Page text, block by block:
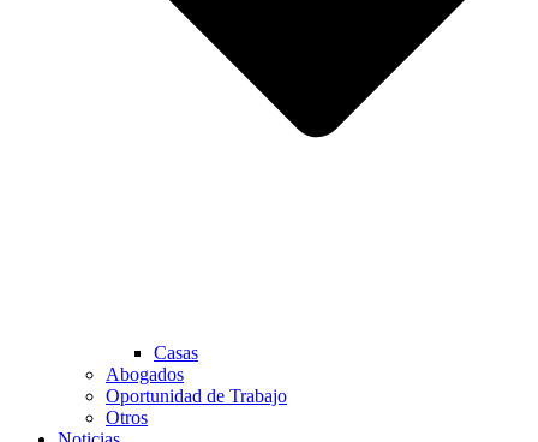
Casas
Abogados
Oportunidad de Trabajo
Otros